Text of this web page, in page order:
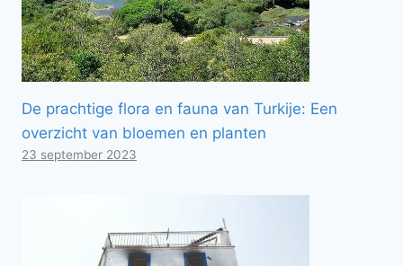
De prachtige flora en fauna van Turkije: Een
overzicht van bloemen en planten
23 september 2023